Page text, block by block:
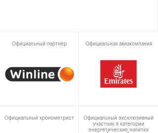
Официальный партнер Официальная авиакомпания
Официальный хронометрист
Официальный эксклюзивный
участник в категории
энергетические напитки